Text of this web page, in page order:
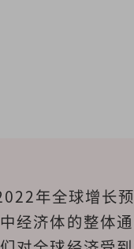
年全球增长
经济体的整体